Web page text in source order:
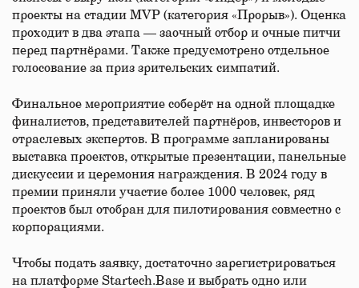
проекты на стадии MVP (категория «Прорыв»). Оценка
проходит в два этапа — заочный отбор и очные питчи
перед партнёрами. Также предусмотрено отдельное
голосование за приз зрительских симпатий.
Финальное мероприятие соберёт на одной площадке
финалистов, представителей партнёров, инвесторов и
отраслевых экспертов. В программе запланированы
выставка проектов, открытые презентации, панельные
дискуссии и церемония награждения. В 2024 году в
премии приняли участие более 1000 человек, ряд
проектов был отобран для пилотирования совместно с
корпорациями.
Чтобы подать заявку, достаточно зарегистрироваться
на платформе Startech.Base и выбрать одно или